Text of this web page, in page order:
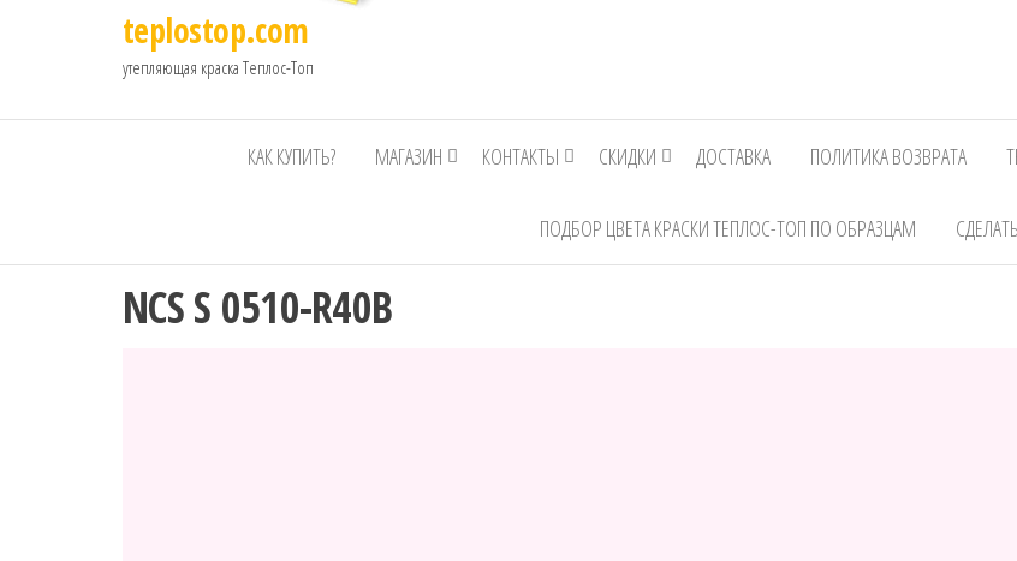
teplostop.com
утепляющая краска Теплос-Топ
КАК КУПИТЬ? МАГАЗИН КОНТАКТЫ СКИДКИ ДОСТАВКА ПОЛИТИКА ВОЗВРАТА
ПОДБОР ЦВЕТА КРАСКИ ТЕПЛОС-ТОП ПО ОБРАЗЦАМ
NCS S 0510-R40B